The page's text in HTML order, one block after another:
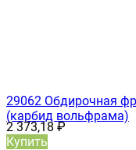
29062 Обдирочная
(карбид вольфрама)
2 373,18₽
Купить